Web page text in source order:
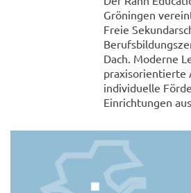
Gröningen
Freie
Dach. Moderne
praxisorientierte
individuelle
Einrichtungen aus.